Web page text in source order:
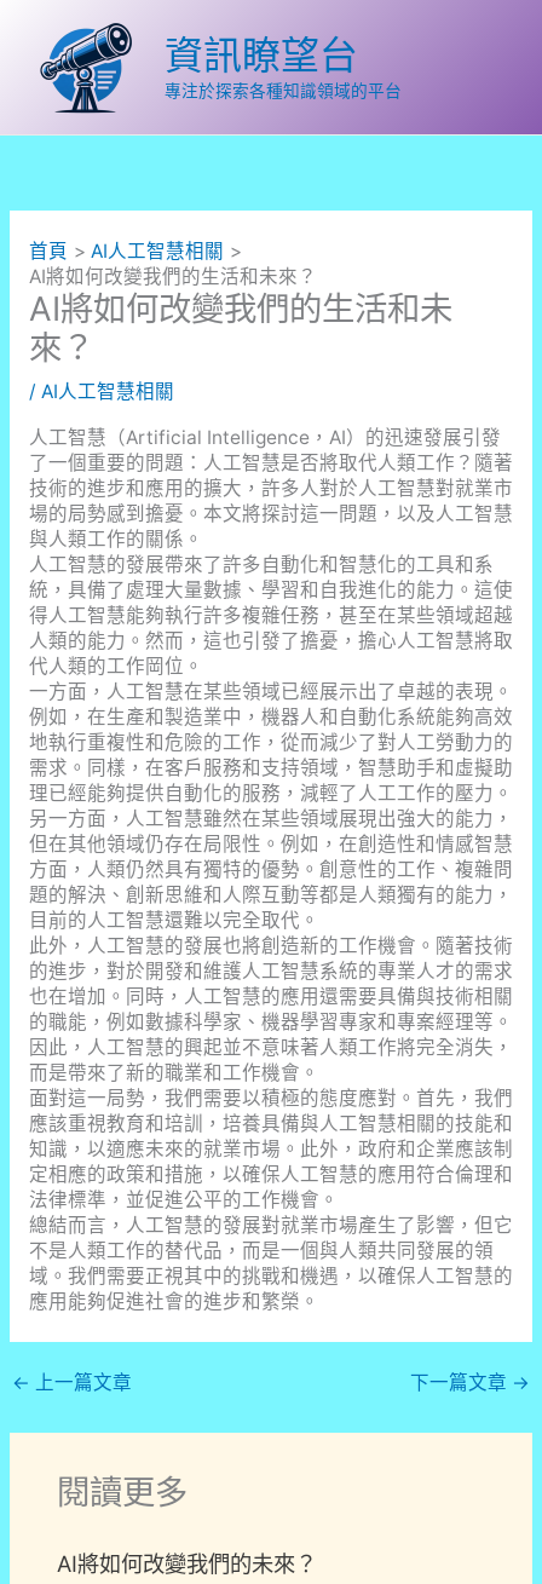
容
資訊瞭望台
專注於探索各種知識領域的平台
首頁
AI人工智慧相關
AI將如何改變我們的生活和未來？
AI將如何改變我們的生活和未
來？
/ AI人工智慧相關
人工智慧（Artificial Intelligence，AI）的迅速發展引發
了一個重要的問題：人工智慧是否將取代人類工作？隨著
技術的進步和應用的擴大，許多人對於人工智慧對就業市
場的局勢感到擔憂。本文將探討這一問題，以及人工智慧
與人類工作的關係。
人工智慧的發展帶來了許多自動化和智慧化的工具和系
統，具備了處理大量數據、學習和自我進化的能力。這使
得人工智慧能夠執行許多複雜任務，甚至在某些領域超越
人類的能力。然而，這也引發了擔憂，擔心人工智慧將取
代人類的工作岡位。
一方面，人工智慧在某些領域已經展示出了卓越的表現。
例如，在生產和製造業中，機器人和自動化系統能夠高效
地執行重複性和危險的工作，從而減少了對人工勞動力的
需求。同樣，在客戶服務和支持領域，智慧助手和虛擬助
理已經能夠提供自動化的服務，減輕了人工工作的壓力。
另一方面，人工智慧雖然在某些領域展現出強大的能力，
但在其他領域仍存在局限性。例如，在創造性和情感智慧
方面，人類仍然具有獨特的優勢。創意性的工作、複雜問
題的解決、創新思維和人際互動等都是人類獨有的能力，
目前的人工智慧還難以完全取代。
此外，人工智慧的發展也將創造新的工作機會。隨著技術
的進步，對於開發和維護人工智慧系統的專業人才的需求
也在增加。同時，人工智慧的應用還需要具備與技術相關
的職能，例如數據科學家、機器學習專家和專案經理等。
因此，人工智慧的興起並不意味著人類工作將完全消失，
而是帶來了新的職業和工作機會。
面對這一局勢，我們需要以積極的態度應對。首先，我們
應該重視教育和培訓，培養具備與人工智慧相關的技能和
知識，以適應未來的就業市場。此外，政府和企業應該制
定相應的政策和措施，以確保人工智慧的應用符合倫理和
法律標準，並促進公平的工作機會。
總結而言，人工智慧的發展對就業市場產生了影響，但它
不是人類工作的替代品，而是一個與人類共同發展的領
域。我們需要正視其中的挑戰和機遇，以確保人工智慧的
應用能夠促進社會的進步和繁榮。
← 上一篇文章 下一篇文章 →
閱讀更多
AI將如何改變我們的未來？